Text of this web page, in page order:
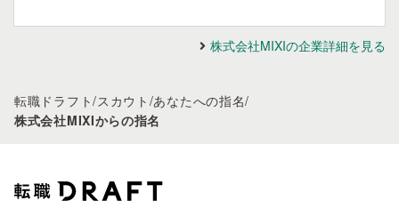
株式会社MIXIの企業詳細を見る
転職ドラフト/スカウト /あなたへの指名/
株式会社MIXIからの指名